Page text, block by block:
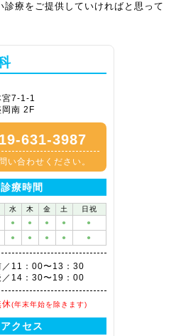
療をご提供していければと思って
7-1-1
岡南 2F
631-3987
い合わせください。
診療時間
水 木 金 土
日祝
● ● ● ●
●
● ● ● ● ●
／11：00〜13：30
／14：30〜19：00
(年末年始を除きます)
アクセス